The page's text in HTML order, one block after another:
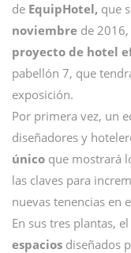
de EquipHotel, que
noviembre de
proyecto de hotel
pabellón 7, que
exposición.
Por primera vez, un
diseñadores y
único que mostrará
las claves para
nuevas tenencias en
En sus tres plantas,
espacios diseñados